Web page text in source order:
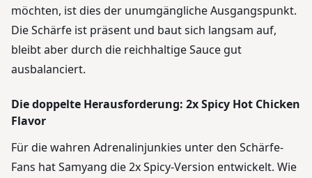
möchten, ist dies der unumgängliche Ausgangspunkt.
Die Schärfe ist präsent und baut sich langsam auf,
bleibt aber durch die reichhaltige Sauce gut
ausbalanciert.
Die doppelte Herausforderung: 2x Spicy Hot Chicken
Flavor
Für die wahren Adrenalinjunkies unter den Schärfe-
Fans hat Samyang die 2x Spicy-Version entwickelt. Wie